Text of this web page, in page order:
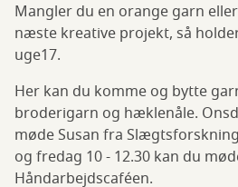
Mangler du en orange garn
næste kreative projekt, så
uge17.
Her kan du komme og bytte
broderigarn og hæklenåle.
møde Susan fra
og fredag 10 - 12.30 kan du
Håndarbejdscaféen.